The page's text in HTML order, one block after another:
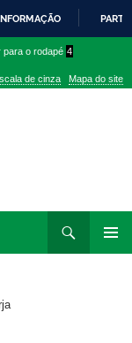
para o rodapé 4
de cinza Mapa do site